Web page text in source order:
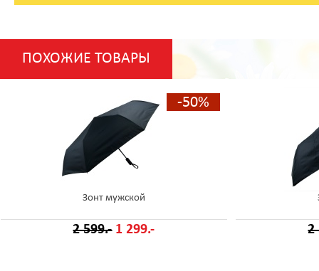
ПОХОЖИЕ ТОВАРЫ
-50%
Зонт мужской
2 599.- 1 299.- 2